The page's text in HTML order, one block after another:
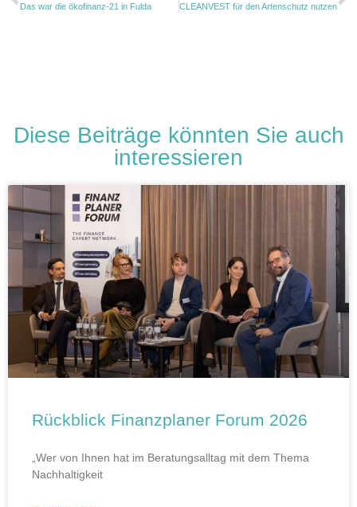
Das war die ökofinanz-21 in Fulda CLEANVEST für den Artenschutz nutzen
Diese Beiträge könnten Sie auch
interessieren
Rückblick Finanzplaner Forum 2026
„Wer von Ihnen hat im Beratungsalltag mit dem Thema
Nachhaltigkeit